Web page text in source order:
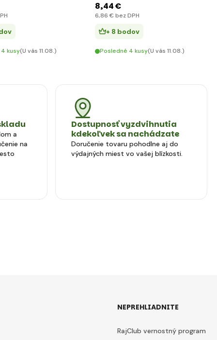
kusy(U vás 11.08.)
8,44 €
6,86 € bez DPH
+ 8 bodov
Posledné 4 kusy(U vás 11.08.)
a
na
Dostupnosť vyzdvihnutia
kdekoľvek sa nachádzate
Doručenie tovaru pohodlne aj do
výdajných miest vo vašej blízkosti.
NEPREHLIADNITE
RajClub vernostný program